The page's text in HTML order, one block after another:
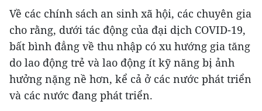
Về các chính sách an sinh xã hội, các chuyên gia
cho rằng, dưới tác động của đại dịch COVID-19,
bất bình đẳng về thu nhập có xu hướng gia tăng
do lao động trẻ và lao động ít kỹ năng bị ảnh
hưởng nặng nề hơn, kể cả ở các nước phát triển
và các nước đang phát triển.